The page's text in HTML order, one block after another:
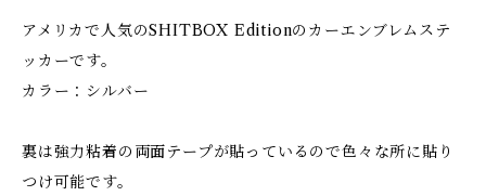
アメリカで人気のSHITBOX Editionのカーエンブレムステ
ッカーです。
カラー：シルバー
裏は強力粘着の両面テープが貼っているので色々な所に貼り
つけ可能です。